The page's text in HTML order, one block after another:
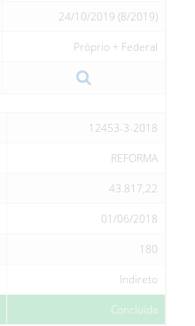
24/10/2019 (8/2019)
Próprio + Federal
12453-3-2018
REFORMA
43.817,22
01/06/2018
180
Indireto
Concluída